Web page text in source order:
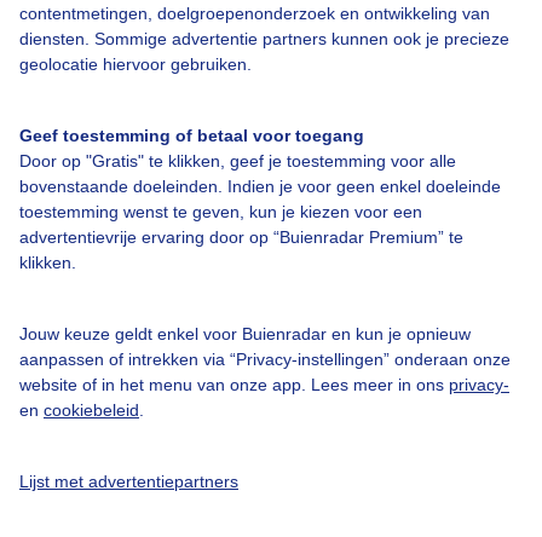
contentmetingen, doelgroepenonderzoek en ontwikkeling van
diensten. Sommige advertentie partners kunnen ook je precieze
geolocatie hiervoor gebruiken.
Geef toestemming of betaal voor toegang
Door op "Gratis" te klikken, geef je toestemming voor alle
bovenstaande doeleinden. Indien je voor geen enkel doeleinde
toestemming wenst te geven, kun je kiezen voor een
advertentievrije ervaring door op “Buienradar Premium” te
klikken.
Jouw keuze geldt enkel voor Buienradar en kun je opnieuw
aanpassen of intrekken via “Privacy-instellingen” onderaan onze
website of in het menu van onze app. Lees meer in ons privacy-
en cookiebeleid
Lijst met advertentiepartners
Veelgestelde vragen
Contact
Gebruikersvoorwaarden
Adverteren
Buienradar Team
Privacy beleid
Privacy instellingen
Gratis weerdata
Buienradar